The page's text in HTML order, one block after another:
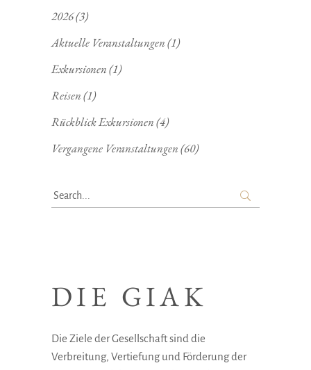
2026(3)
Aktuelle Veranstaltungen(1)
Exkursionen(1)
Reisen(1)
Rückblick Exkursionen(4)
Vergangene Veranstaltungen(60)
Search
for:
DIE GIAK
Die Ziele der Gesellschaft sind die
Verbreitung, Vertiefung und Förderung der